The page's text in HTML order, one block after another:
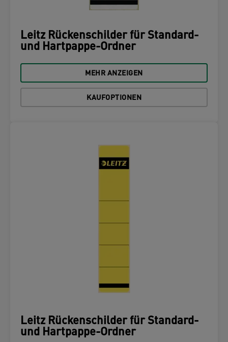
Leitz Rückenschilder für Standard-
und Hartpappe-Ordner
MEHR ANZEIGEN
KAUFOPTIONEN
Leitz Rückenschilder für Standard-
und Hartpappe-Ordner